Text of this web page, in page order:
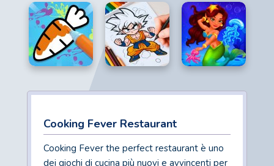
Cooking Fever Restaurant
Cooking Fever the perfect restaurant è uno
dei giochi di cucina più nuovi e avvincenti per